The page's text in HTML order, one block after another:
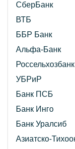
СберБанк
ВТБ
ББР Банк
Альфа-Банк
Россельхозбанк
УБРиР
Банк ПСБ
Банк Инго
Банк Уралсиб
Азиатско-